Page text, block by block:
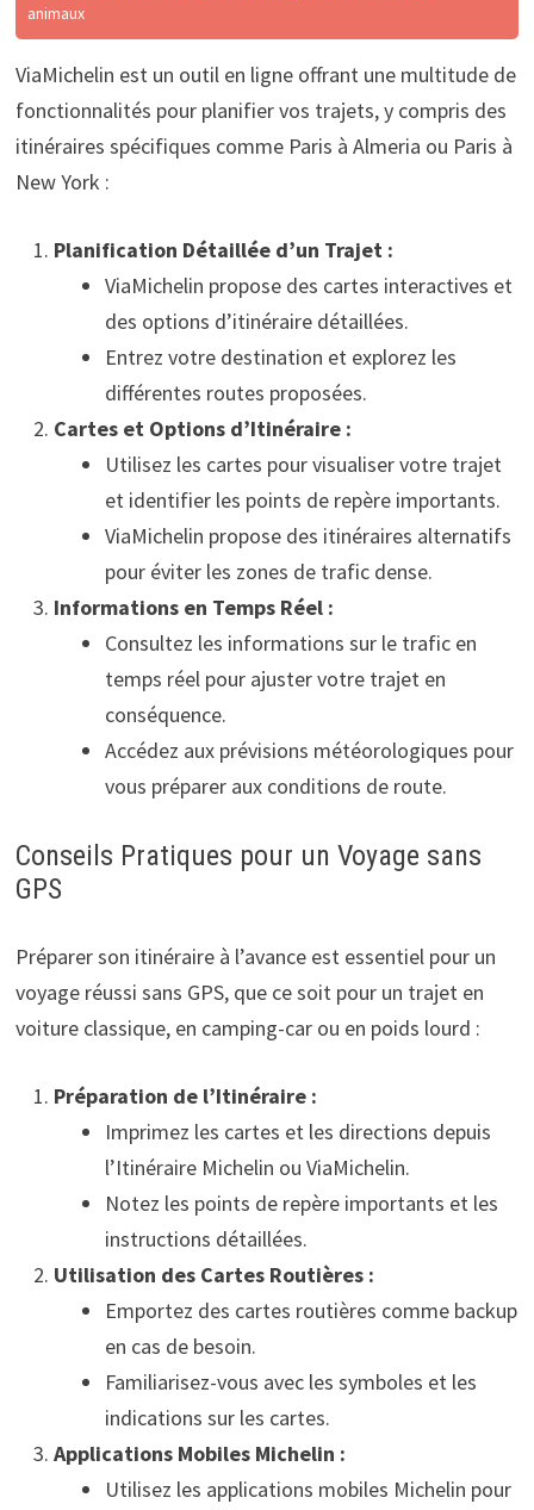
animaux
ViaMichelin est un outil en ligne offrant une multitude de
fonctionnalités pour planifier vos trajets, y compris des
itinéraires spécifiques comme Paris à Almeria ou Paris à
New York :
Planification Détaillée d’un Trajet :
ViaMichelin propose des cartes interactives et
des options d’itinéraire détaillées.
Entrez votre destination et explorez les
différentes routes proposées.
Cartes et Options d’Itinéraire :
Utilisez les cartes pour visualiser votre trajet
et identifier les points de repère importants.
ViaMichelin propose des itinéraires alternatifs
pour éviter les zones de trafic dense.
Informations en Temps Réel :
Consultez les informations sur le trafic en
temps réel pour ajuster votre trajet en
conséquence.
Accédez aux prévisions météorologiques pour
vous préparer aux conditions de route.
Conseils Pratiques pour un Voyage sans
GPS
Préparer son itinéraire à l’avance est essentiel pour un
voyage réussi sans GPS, que ce soit pour un trajet en
voiture classique, en camping-car ou en poids lourd :
Préparation de l’Itinéraire :
Imprimez les cartes et les directions depuis
l’Itinéraire Michelin ou ViaMichelin.
Notez les points de repère importants et les
instructions détaillées.
Utilisation des Cartes Routières :
Emportez des cartes routières comme backup
en cas de besoin.
Familiarisez-vous avec les symboles et les
indications sur les cartes.
Applications Mobiles Michelin :
Utilisez les applications mobiles Michelin pour